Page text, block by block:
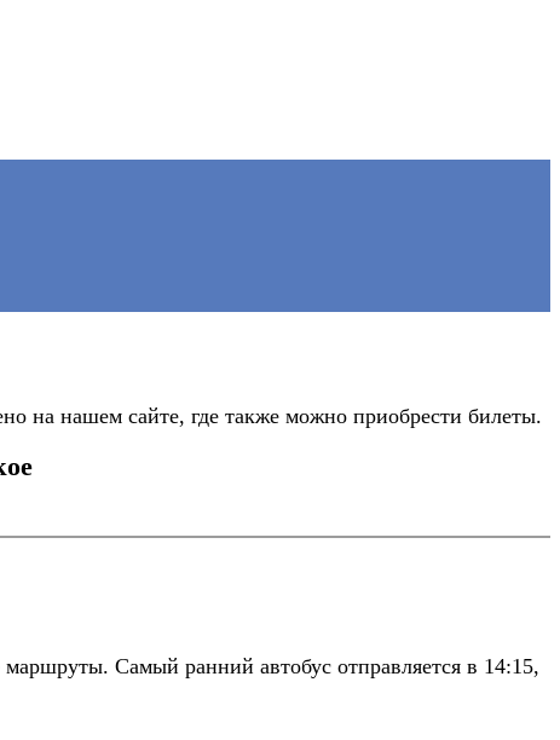
на нашем сайте, где также можно приобрести билеты.
Самый ранний автобус отправляется в 14:15,